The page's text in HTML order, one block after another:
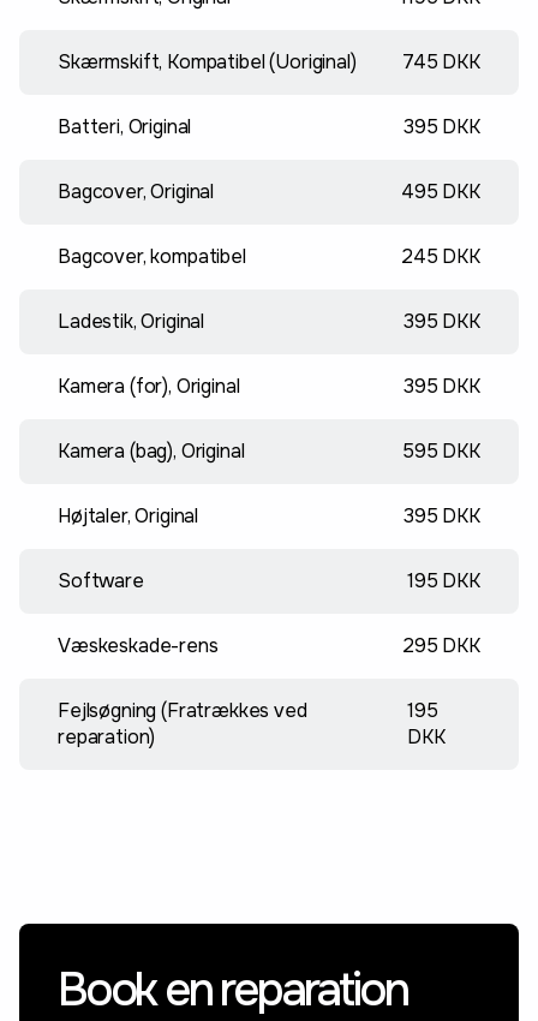
Skærmskift, Kompatibel (Uoriginal) 745 DKK
Batteri, Original 395 DKK
Bagcover, Original 495 DKK
Bagcover, kompatibel 245 DKK
Ladestik, Original 395 DKK
Kamera (for), Original 395 DKK
Kamera (bag), Original 595 DKK
Højtaler, Original 395 DKK
Software 195 DKK
Væskeskade-rens 295 DKK
Fejlsøgning (Fratrækkes ved
reparation)
195
DKK
Book en reparation